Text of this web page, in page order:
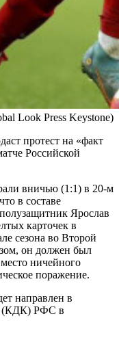
Look Press Keystone)
протест на «факт
Российской
вничью (1:1) в 20-м
в составе
Ярослав
карточек в
сезона во Второй
он должен был
ничейного
поражение.
направлен в
(КДК) РФС в